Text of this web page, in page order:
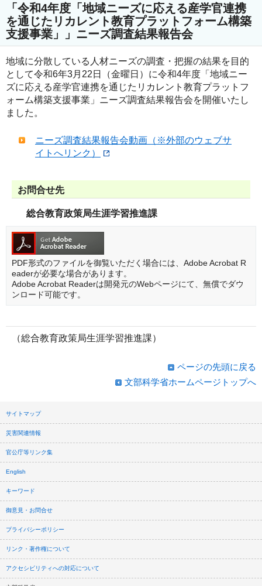
「令和4年度「地域ニーズに応える産学官連携
を通じたリカレント教育プラットフォーム構築
支援事業」」ニーズ調査結果報告会
地域に分散している人材ニーズの調査・把握の結果を目的
として令和6年3月22日（金曜日）に令和4年度「地域ニー
ズに応える産学官連携を通じたリカレント教育プラットフ
ォーム構築支援事業」ニーズ調査結果報告会を開催いたし
ました。
ニーズ調査結果報告会動画（※外部のウェブサ
イトへリンク）
お問合せ先
総合教育政策局生涯学習推進課
PDF形式のファイルを御覧いただく場合には、Adobe Acrobat R
eaderが必要な場合があります。
Adobe Acrobat Readerは開発元のWebページにて、無償でダウ
ンロード可能です。
（総合教育政策局生涯学習推進課）
ページの先頭に戻る
文部科学省ホームページトップへ
サイトマップ
災害関連情報
官公庁等リンク集
English
キーワード
御意見・お問合せ
プライバシーポリシー
リンク・著作権について
アクセシビリティへの対応について